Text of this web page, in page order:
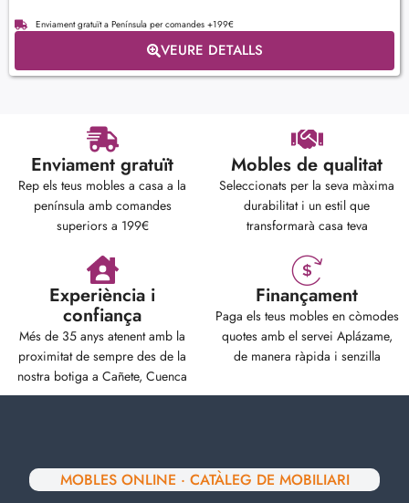
Enviament gratuït a Península per comandes +199€
VEURE DETALLS
Enviament gratuït
Rep els teus mobles a casa a la
península amb comandes
superiors a 199€
Mobles de qualitat
Seleccionats per la seva màxima
durabilitat i un estil que
transformarà casa teva
Experiència i
confiança
Més de 35 anys atenent amb la
proximitat de sempre des de la
nostra botiga a Cañete, Cuenca
Finançament
Paga els teus mobles en còmodes
quotes amb el servei Aplázame,
de manera ràpida i senzilla
MOBLES ONLINE · CATÀLEG DE MOBILIARI